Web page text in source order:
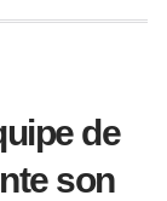
de
son